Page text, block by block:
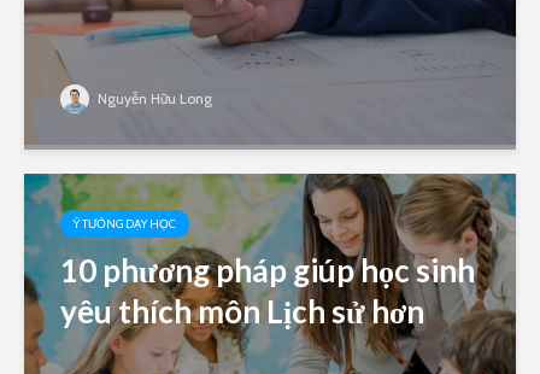
Nguyễn Hữu Long
Ý TƯỞNG DẠY HỌC
10 phương pháp giúp học sinh
yêu thích môn Lịch sử hơn